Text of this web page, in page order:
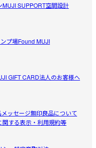
MUJI SUPPORT空間設計
プ場Found MUJI
GIFT CARD法人のお客様へ
ッセージ無印良品について
関する表示・利用規約等